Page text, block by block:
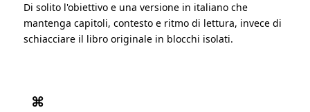
Di solito l'obiettivo e una versione in italiano che
mantenga capitoli, contesto e ritmo di lettura, invece di
schiacciare il libro originale in blocchi isolati.
⌘